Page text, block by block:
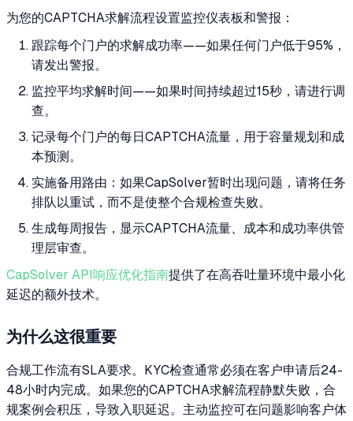
为您的CAPTCHA求解流程设置监控仪表板和警报：
跟踪每个门户的求解成功率——如果任何门户低于95%，
请发出警报。
监控平均求解时间——如果时间持续超过15秒，请进行调
查。
记录每个门户的每日CAPTCHA流量，用于容量规划和成
本预测。
实施备用路由：如果CapSolver暂时出现问题，请将任务
排队以重试，而不是使整个合规检查失败。
生成每周报告，显示CAPTCHA流量、成本和成功率供管
理层审查。
CapSolver API响应优化指南提供了在高吞吐量环境中最小化
延迟的额外技术。
为什么这很重要
合规工作流有SLA要求。KYC检查通常必须在客户申请后24-
48小时内完成。如果您的CAPTCHA求解流程静默失败，合
规案例会积压，导致入职延迟。主动监控可在问题影响客户体